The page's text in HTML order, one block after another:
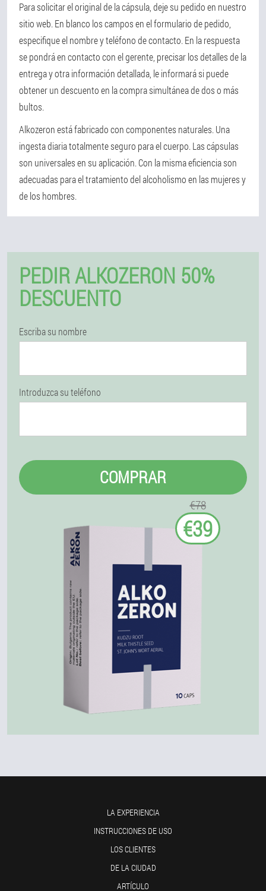
Para solicitar el original de la cápsula, deje su pedido en nuestro
sitio web. En blanco los campos en el formulario de pedido,
especifique el nombre y teléfono de contacto. En la respuesta
se pondrá en contacto con el gerente, precisar los detalles de la
entrega y otra información detallada, le informará si puede
obtener un descuento en la compra simultánea de dos o más
bultos.
Alkozeron está fabricado con componentes naturales. Una
ingesta diaria totalmente seguro para el cuerpo. Las cápsulas
son universales en su aplicación. Con la misma eficiencia son
adecuadas para el tratamiento del alcoholismo en las mujeres y
de los hombres.
PEDIR ALKOZERON 50%
DESCUENTO
Escriba su nombre
Introduzca su teléfono
COMPRAR
€78
€39
LA EXPERIENCIA
INSTRUCCIONES DE USO
LOS CLIENTES
DE LA CIUDAD
ARTÍCULO